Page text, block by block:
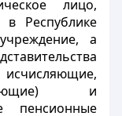
лицо,
в Республике
а
исчисляющие,
и
пенсионные